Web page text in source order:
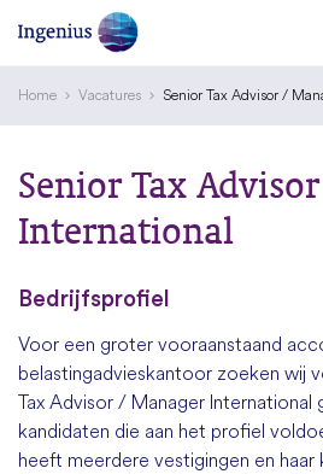
Home Vacatures Senior Tax Advisor /
Senior Tax
International
Bedrijfsprofiel
Voor een groter vooraanstaand
belastingadvieskantoor zoeken wij
Tax Advisor / Manager International
kandidaten die aan het profiel
heeft meerdere vestigingen en